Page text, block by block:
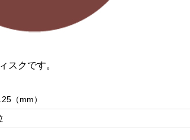
スクです。
（mm）